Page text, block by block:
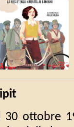
30 ottobre